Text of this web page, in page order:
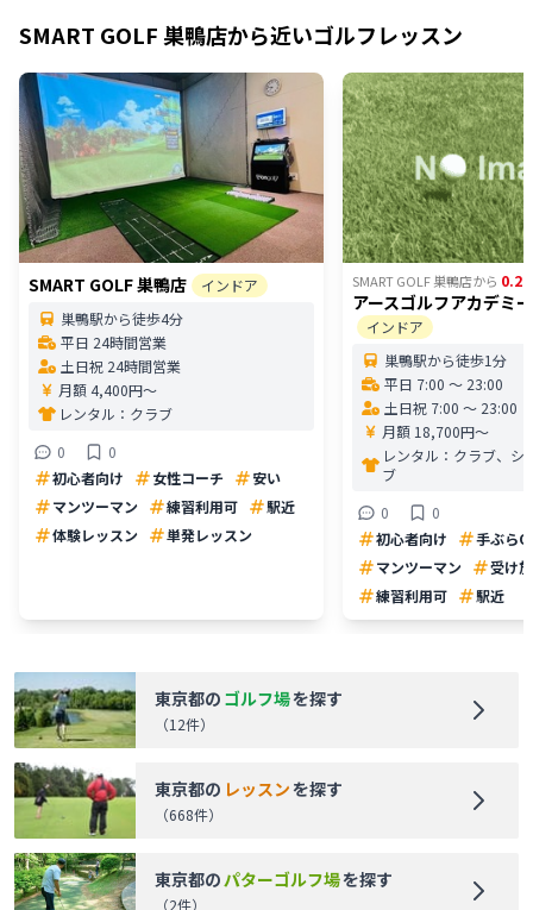
SMART GOLF 巣鴨店から近いゴルフレッスン
SMART GOLF 巣鴨店
インドア
巣鴨駅から徒歩4分
平日 24時間営業
土日祝 24時間営業
月額 4,400円〜
レンタル： クラブ
0
0
初心者向け
女性コーチ
安い
マンツーマン
練習利用可
駅近
体験レッスン
単発レッスン
SMART GOLF 巣鴨店から 0.27
アースゴルフアカデミ
インドア
巣鴨駅から徒歩1分
平日 7:00 〜 23:00
土日祝 7:00 〜 23:00
月額 18,700円〜
レンタル： クラブ、シ
ブ
0
0
初心者向け
手ぶら
マンツーマン
受け
練習利用可
駅近
東京都の ゴルフ場を探す
（12件）
東京都の レッスンを探す
（668件）
東京都のパターゴルフ場を探す
（2件）